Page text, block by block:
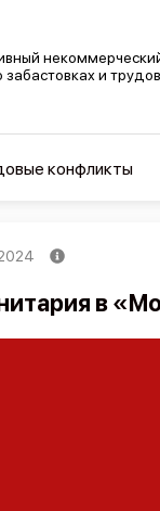
забастовках и
конфликты
в